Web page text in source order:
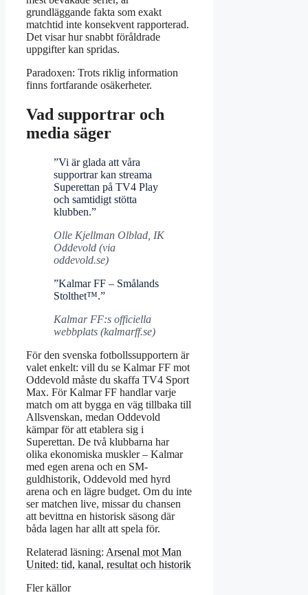
grundläggande fakta som exakt
matchtid inte konsekvent rapporterad.
Det visar hur snabbt föråldrade
uppgifter kan spridas.
Paradoxen: Trots riklig information
finns fortfarande osäkerheter.
Vad supportrar och
media säger
”Vi är glada att våra
supportrar kan streama
Superettan på TV4 Play
och samtidigt stötta
klubben.”
Olle Kjellman Olblad, IK
Oddevold (via
oddevold.se)
”Kalmar FF – Smålands
Stolthet™.”
Kalmar FF:s officiella
webbplats (kalmarff.se)
För den svenska fotbollssupportern är
valet enkelt: vill du se Kalmar FF mot
Oddevold måste du skaffa TV4 Sport
Max. För Kalmar FF handlar varje
match om att bygga en väg tillbaka till
Allsvenskan, medan Oddevold
kämpar för att etablera sig i
Superettan. De två klubbarna har
olika ekonomiska muskler – Kalmar
med egen arena och en SM-
guldhistorik, Oddevold med hyrd
arena och en lägre budget. Om du inte
ser matchen live, missar du chansen
att bevittna en historisk säsong där
båda lagen har allt att spela för.
Relaterad läsning: Arsenal mot Man
United: tid, kanal, resultat och historik
Fler källor